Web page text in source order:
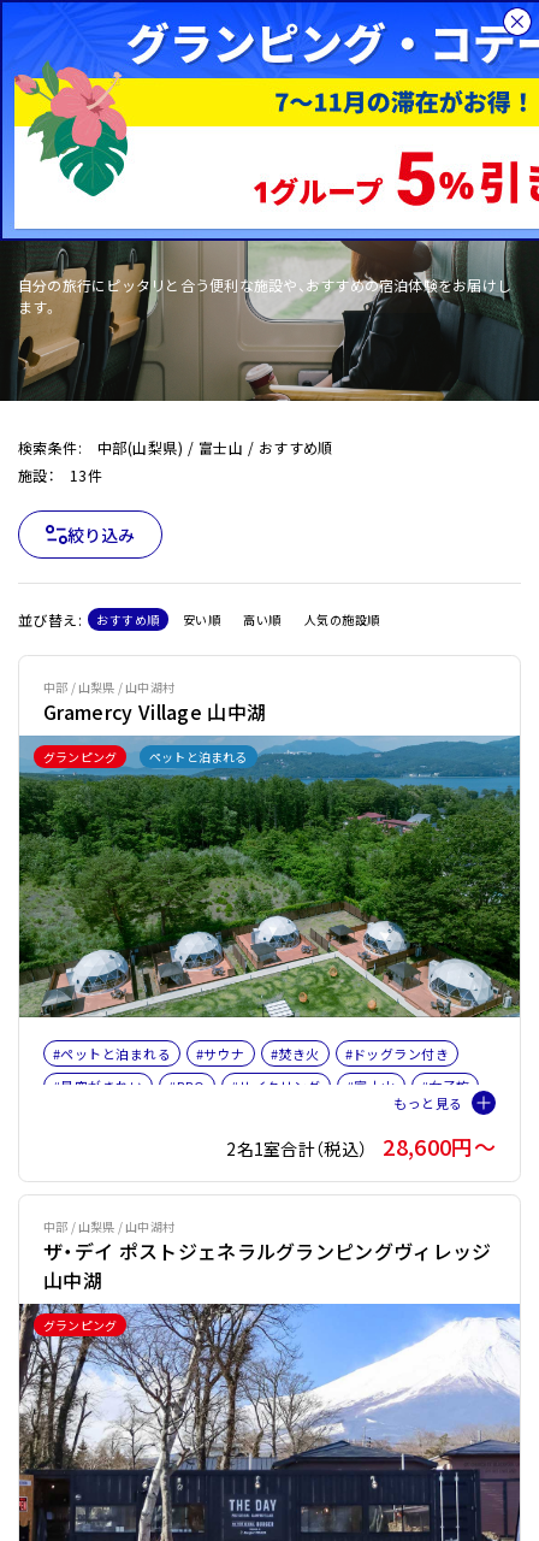
総合旅行サイトHIS
自分の旅行にピッタリと合う便利な施設や、おすすめの宿泊体験をお届けし
ます。
検索条件: 中部(山梨県) / 富士山 / おすすめ順
施設： 13件
絞り込み
並び替え: おすすめ順 安い順 高い順 人気の施設順
グランピング ペットと泊まれる
中部 / 山梨県 / 山中湖村
Gramercy Village 山中湖
#ペットと泊まれる #サウナ #焚き火
#ドッグラン付き
#星空がきれい
#BBQ #サイクリング #富士山
#女子旅
#バレルサウナ
2名1室合計（税込） 28,600円〜
グランピング
中部 / 山梨県 / 山中湖村
ザ・デイ ポストジェネラルグランピングヴィレッジ
山中湖